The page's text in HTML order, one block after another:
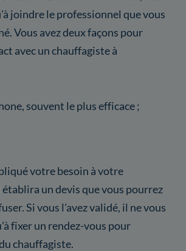
joindre le professionnel que vous
Vous avez deux façons pour
avec un chauffagiste à
souvent le plus efficace ;
votre besoin à votre
un devis que vous pourrez
Si vous l'avez validé, il ne vous
fixer un rendez-vous pour
chauffagiste.